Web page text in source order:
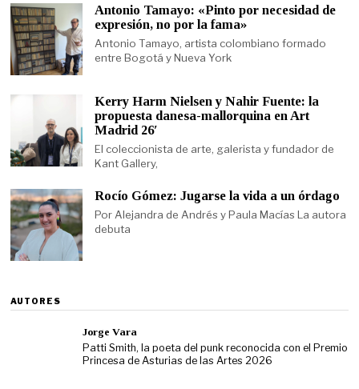
Antonio Tamayo: «Pinto por necesidad de
expresión, no por la fama»
Antonio Tamayo, artista colombiano formado
entre Bogotá y Nueva York
Kerry Harm Nielsen y Nahir Fuente: la
propuesta danesa-mallorquina en Art
Madrid 26′
El coleccionista de arte, galerista y fundador de
Kant Gallery,
Rocío Gómez: Jugarse la vida a un órdago
Por Alejandra de Andrés y Paula Macías La autora
debuta
AUTORES
Jorge Vara
Patti Smith, la poeta del punk reconocida con el Premio
Princesa de Asturias de las Artes 2026